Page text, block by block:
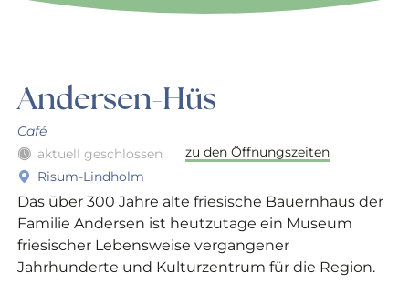
Andersen-Hüs
Café
aktuell geschlossen
zu den Öffnungszeiten
Risum-Lindholm
Das über 300 Jahre alte friesische Bauernhaus der
Familie Andersen ist heutzutage ein Museum
friesischer Lebensweise vergangener
Jahrhunderte und Kulturzentrum für die Region.